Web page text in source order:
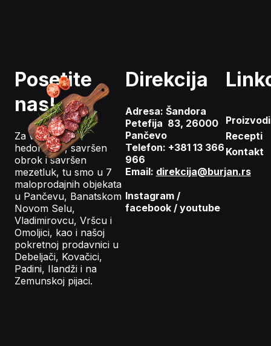
Posetite
nas!
Za vaš gastro
hedonizam, savršen
obrok i savršen
mezetluk, tu smo u 7
maloprodajnih objekata
u Pančevu, Banatskom
Novom Selu,
Vladimirovcu, Vršcu i
Omoljici, kao i našoj
pokretnoj prodavnici u
Debeljači, Kovačici,
Padini, Ilandži i na
Zemunskoj pijaci.
Direkcija
Adresa: Šandora
Petefija 83, 26000
Pančevo
Telefon: +381 13 366
966
Email: direkcija@burjan.rs
Instagram/
facebook/ youtube
Proizvodi
Recepti
Kontakt